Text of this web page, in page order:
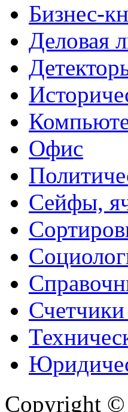
Бизнес-
Деловая
Офис
Сейфы,
Copyright